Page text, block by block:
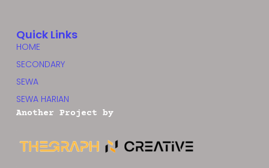
Quick Links
HOME
SECONDARY
SEWA
SEWA HARIAN
Another Project by